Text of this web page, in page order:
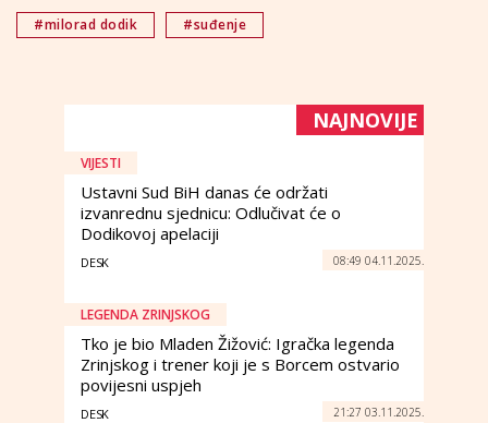
#milorad dodik #suđenje
NAJNOVIJE
VIJESTI
Ustavni Sud BiH danas će održati
izvanrednu sjednicu: Odlučivat će o
Dodikovoj apelaciji
DESK 08:49 04.11.2025.
LEGENDA ZRINJSKOG
Tko je bio Mladen Žižović: Igračka legenda
Zrinjskog i trener koji je s Borcem ostvario
povijesni uspjeh
DESK 21:27 03.11.2025.